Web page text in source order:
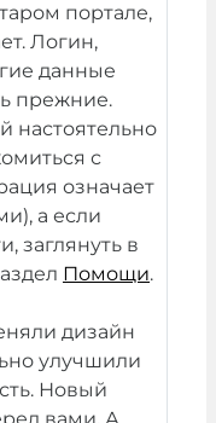
портале,
Логин,
данные
прежние.
настоятельно
с
означает
а если
заглянуть в
Помощи.
дизайн
улучшили
Новый